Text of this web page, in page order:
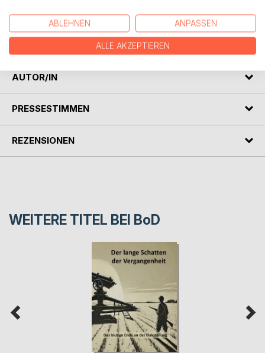
Gerüchte. Eine fesselnde Enthüllung zwischen Glamour und
Geheimdienst, spannend wie ein Agententhriller, aber
AUTOR/IN
PRESSESTIMMEN
REZENSIONEN
WEITERE TITEL BEI BoD
ABLEHNEN ANPASSEN
ALLE AKZEPTIEREN